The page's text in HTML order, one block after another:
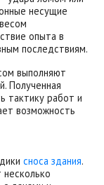
несущие
опыта в
последствиям.
выполняют
Полученная
тактику работ и
возможность
сноса здания.